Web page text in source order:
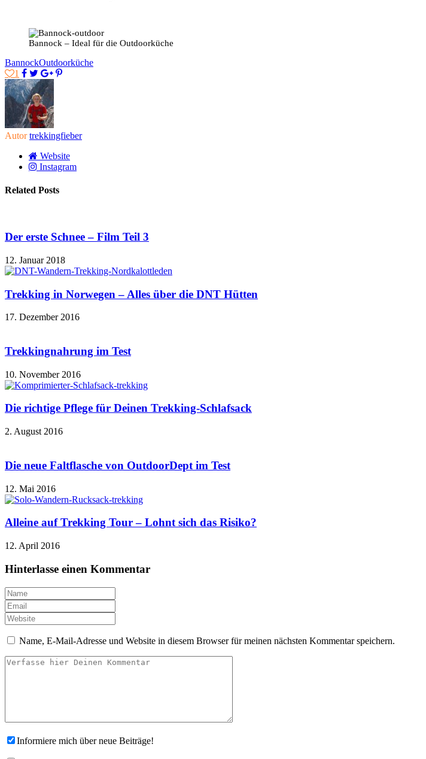
Bannock – Ideal für die Outdoorküche
BannockOutdoorküche
1
Autor trekkingfieber
Website
Instagram
Related Posts
Der erste Schnee – Film Teil 3
12. Januar 2018
Trekking in Norwegen – Alles über die DNT Hütten
17. Dezember 2016
Trekkingnahrung im Test
10. November 2016
Die richtige Pflege für Deinen Trekking-Schlafsack
2. August 2016
Die neue Faltflasche von OutdoorDept im Test
12. Mai 2016
Alleine auf Trekking Tour – Lohnt sich das Risiko?
12. April 2016
Hinterlasse einen Kommentar
Name, E-Mail-Adresse und Website in diesem Browser für meinen nächsten Kommentar speichern.
Informiere mich über neue Beiträge!